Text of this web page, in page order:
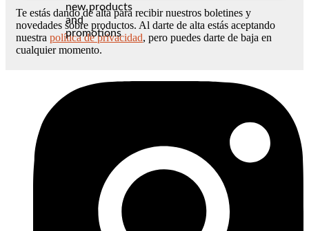
new products
and
promotions
Te estás dando de alta para recibir nuestros boletines y
novedades sobre productos. Al darte de alta estás aceptando
nuestra política de privacidad, pero puedes darte de baja en
cualquier momento.